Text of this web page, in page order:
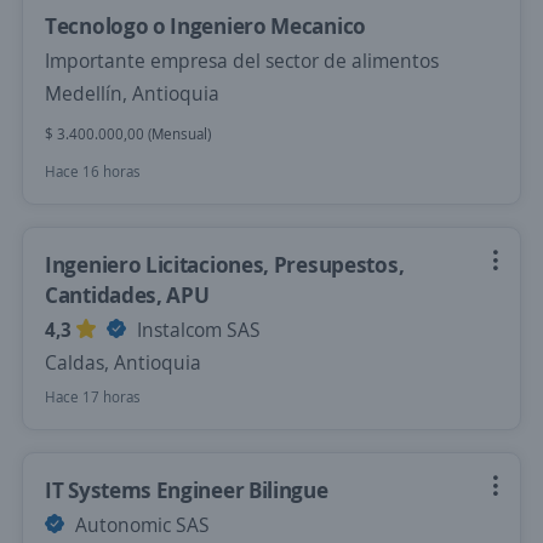
Tecnologo o Ingeniero Mecanico
Importante empresa del sector de alimentos
Medellín, Antioquia
$ 3.400.000,00 (Mensual)
Hace 16 horas
Ingeniero Licitaciones, Presupestos,
Cantidades, APU
4,3
Instalcom SAS
Caldas, Antioquia
Hace 17 horas
IT Systems Engineer Bilingue
Autonomic SAS